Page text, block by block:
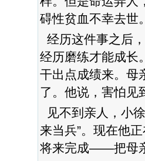
碍性贫血不幸去世
经历这件事之后
经历磨练才能成长
干出点成绩来。母
了。他说，害怕见
见不到亲人，小
来当兵”。现在他
将来完成——把母